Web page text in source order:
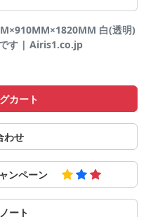
白(透明)
す | Airis1.co.jp
カート
わせ
ンペーン
ート